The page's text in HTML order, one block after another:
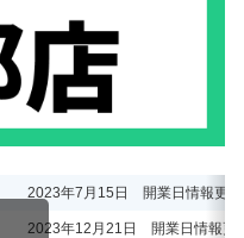
2023年7月15日 開業日情報更新
2023年12月21日 開業日情報更